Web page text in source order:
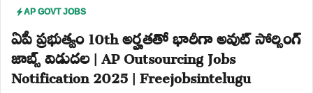
AP GOVT JOBS
ఏపీ ప్రభుత్వం 10th అర్హతతో భారీగా అవుట్ సోర్సింగ్
జాబ్స్ విడుదల | AP Outsourcing Jobs
Notification 2025 | Freejobsintelugu